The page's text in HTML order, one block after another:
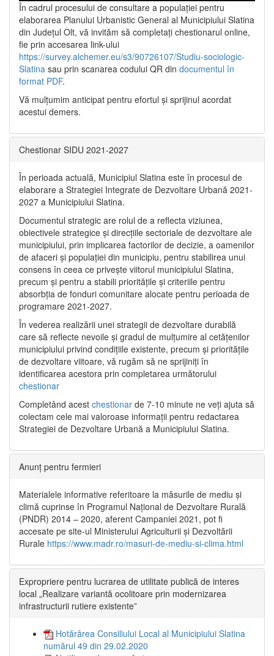
În cadrul procesului de consultare a populaţiei pentru
elaborarea Planului Urbanistic General al Municipiului Slatina
din Județul Olt, vă invităm să completați chestionarul online,
fie prin accesarea link-ului
https://survey.alchemer.eu/s3/90726107/Studiu-sociologic-
Slatina sau prin scanarea codului QR din documentul în
format PDF.
Vă mulţumim anticipat pentru efortul şi sprijinul acordat
acestui demers.
Chestionar SIDU 2021-2027
În perioada actuală, Municipiul Slatina este în procesul de
elaborare a Strategiei Integrate de Dezvoltare Urbană 2021‐
2027 a Municipiului Slatina.
Documentul strategic are rolul de a reflecta viziunea,
obiectivele strategice și direcțiile sectoriale de dezvoltare ale
municipiului, prin implicarea factorilor de decizie, a oamenilor
de afaceri și populației din municipiu, pentru stabilirea unui
consens în ceea ce privește viitorul municipiului Slatina,
precum și pentru a stabili prioritățile și criteriile pentru
absorbția de fonduri comunitare alocate pentru perioada de
programare 2021-2027.
În vederea realizării unei strategii de dezvoltare durabilă
care să reflecte nevoile și gradul de mulțumire al cetățenilor
municipiului privind condițiile existente, precum și prioritățile
de dezvoltare viitoare, vă rugăm să ne sprijiniți în
identificarea acestora prin completarea următorului
chestionar
Completând acest chestionar de 7-10 minute ne veți ajuta să
colectam cele mai valoroase informații pentru redactarea
Strategiei de Dezvoltare Urbană a Municipiului Slatina.
Anunț pentru fermieri
Materialele informative referitoare la măsurile de mediu și
climă cuprinse în Programul Național de Dezvoltare Rurală
(PNDR) 2014 – 2020, aferent Campaniei 2021, pot fi
accesate pe site-ul Ministerului Agriculturii și Dezvoltării
Rurale https://www.madr.ro/masuri-de-mediu-si-clima.html
Expropriere pentru lucrarea de utilitate publică de interes
local „Realizare variantă ocolitoare prin modernizarea
infrastructurii rutiere existente”
Hotărârea Consiliului Local al Municipiului Slatina
numărul 49 din 29.02.2020